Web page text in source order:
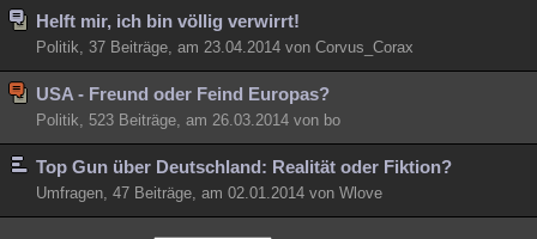
Helft mir, ich bin völlig verwirrt!
Politik, 37 Beiträge, am 23.04.2014 von Corvus_Corax
USA - Freund oder Feind Europas?
Politik, 523 Beiträge, am 26.03.2014 von bo
Top Gun über Deutschland: Realität oder Fiktion?
Umfragen, 47 Beiträge, am 02.01.2014 von Wlove